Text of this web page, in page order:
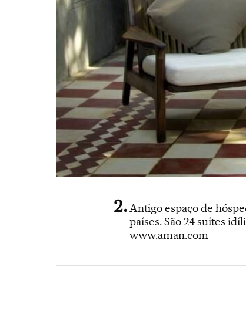
Antigo espaço de
países. São 24 suítes
www.aman.com